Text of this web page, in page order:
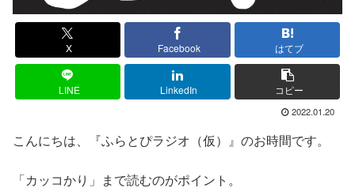
X Facebook はてブ
LINE LinkedIn コピー
2022.01.20
こんにちは、『ふらとぴラジオ（仮）』のお時間です。
「カッコかり」まで読むのがポイント。